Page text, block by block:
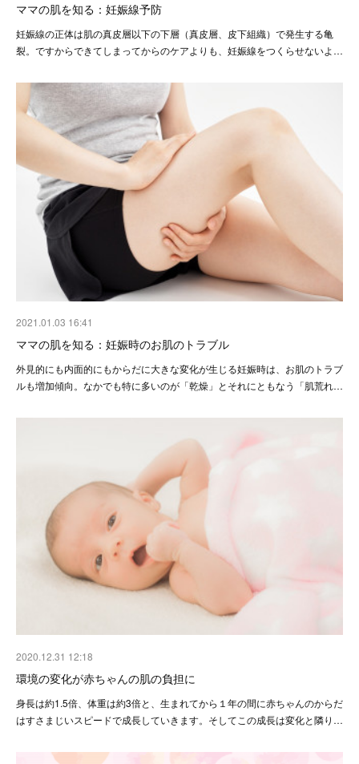
ママの肌を知る：妊娠線予防
妊娠線の正体は肌の真皮層以下の下層（真皮層、皮下組織）で発生する亀
裂。ですからできてしまってからのケアよりも、妊娠線をつくらせないよ…
2021.01.03 16:41
ママの肌を知る：妊娠時のお肌のトラブル
外見的にも内面的にもからだに大きな変化が生じる妊娠時は、お肌のトラブ
ルも増加傾向。なかでも特に多いのが「乾燥」とそれにともなう「肌荒れ…
2020.12.31 12:18
環境の変化が赤ちゃんの肌の負担に
身長は約1.5倍、体重は約3倍と、生まれてから１年の間に赤ちゃんのからだ
はすさまじいスピードで成長していきます。そしてこの成長は変化と隣り…